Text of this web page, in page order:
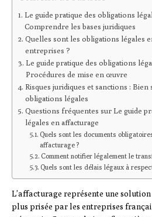
Le guide pratique des obligations
Comprendre les bases juridiques
Quelles sont les obligations légales
entreprises ?
Le guide pratique des obligations
Procédures de mise en œuvre
Risques juridiques et sanctions :
obligations légales
Questions fréquentes sur Le guide
légales en affacturage
Quels sont les documents
affacturage ?
Comment notifier légalement le
Quels sont les délais légaux à
L’affacturage représente une
plus prisée par les entreprises